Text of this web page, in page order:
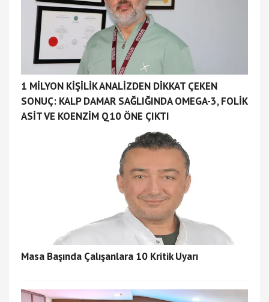
1 MİLYON KİŞİLİK ANALİZDEN DİKKAT ÇEKEN
SONUÇ: KALP DAMAR SAĞLIĞINDA OMEGA-3, FOLİK
ASİT VE KOENZİM Q10 ÖNE ÇIKTI
Masa Başında Çalışanlara 10 Kritik Uyarı